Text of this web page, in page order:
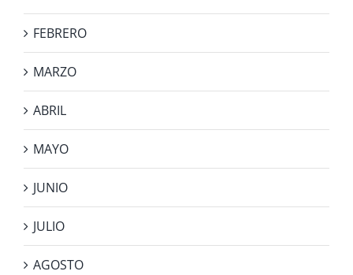
FEBRERO
MARZO
ABRIL
MAYO
JUNIO
JULIO
AGOSTO